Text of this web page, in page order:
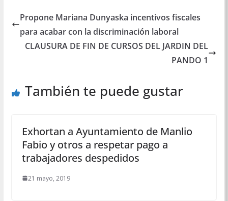
Propone Mariana Dunyaska incentivos fiscales
para acabar con la discriminación laboral
CLAUSURA DE FIN DE CURSOS DEL JARDIN DEL
PANDO 1
También te puede gustar
Exhortan a Ayuntamiento de Manlio
Fabio y otros a respetar pago a
trabajadores despedidos
21 mayo, 2019